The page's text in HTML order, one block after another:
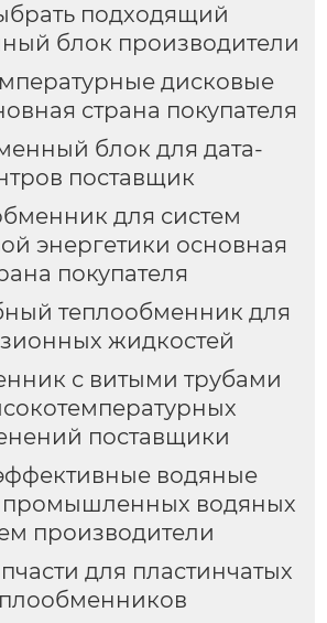
подходящий
блок производители
дисковые
страна покупателя
блок для дата-
поставщик
для систем
энергетики основная
покупателя
теплообменник для
жидкостей
с витыми трубами
поставщики
водяные
промышленных водяных
производители
для пластинчатых